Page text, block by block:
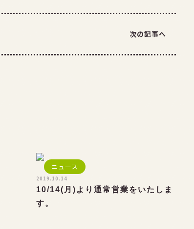
次の記事へ
ニュース
2019.10.14
10/14(月)より通常営業をいたしま
す。